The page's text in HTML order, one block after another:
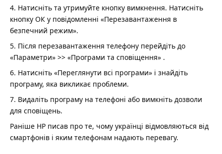
Натисніть та утримуйте кнопку вимкнення. Натисніть
кнопку ОК у повідомленні «Перезавантаження в
безпечний режим».
Після перезавантаження телефону перейдіть до
«Параметри» >> «Програми та сповіщення» .
Натисніть «Переглянути всі програми» і знайдіть
програму, яка викликає проблеми.
Видаліть програму на телефоні або вимкніть дозволи
для сповіщень.
Раніше НР писав про те, чому українці відмовляються від
смартфонів і яким телефонам надають перевагу.